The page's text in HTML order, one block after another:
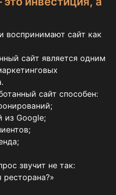
воспринимают сайт как
сайт является одним
сайт способен:
из Google;
звучит не так:
ресторана?»